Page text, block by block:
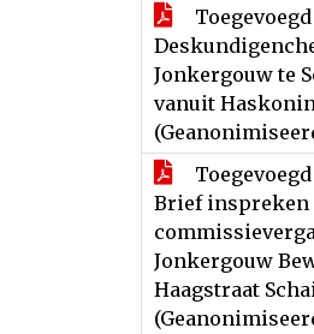
Jonkergouw te
vanuit
Brief inspreken
Jonkergouw
Haagstraat